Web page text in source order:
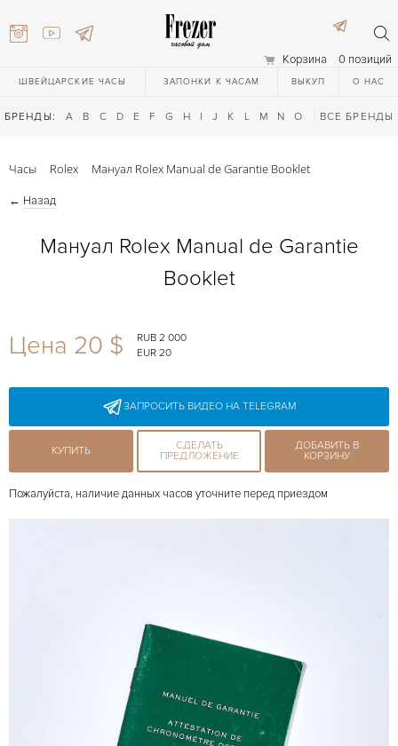
Корзина 0 позиций
ШВЕЙЦАРСКИЕ ЧАСЫ ЗАПОНКИ К ЧАСАМ ВЫКУП О НАС
БРЕНДЫ: A B C D E F G H I J K L M N O Q R S T
ВСЕ БРЕНДЫ
27-44
Часы Rolex Мануал Rolex Manual de Garantie Booklet
← Назад
Мануал Rolex Manual de Garantie
Booklet
Цена 20 $
RUB 2 000
EUR 20
ЗАПРОСИТЬ ВИДЕО НА TELEGRAM
КУПИТЬ
СДЕЛАТЬ
ПРЕДЛОЖЕНИЕ
ДОБАВИТЬ В
КОРЗИНУ
Пожалуйста, наличие данных часов уточните перед приездом